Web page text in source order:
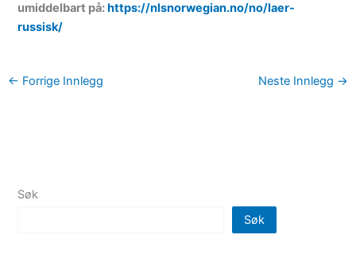
umiddelbart på:https://nlsnorwegian.no/no/laer-
russisk/
← Forrige Innlegg Neste Innlegg →
Søk
Søk